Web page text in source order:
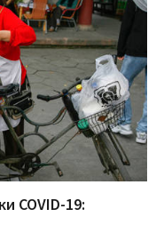
COVID-19: